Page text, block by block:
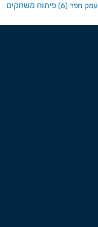
עמק חפר (6)
פיתוח משחקים